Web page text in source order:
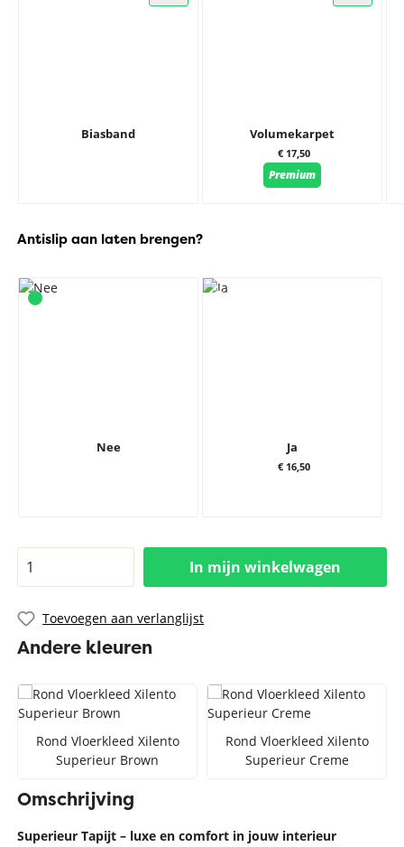
Biasband Volumekarpet
€ 17,50
Premium
Antislip aan laten brengen?
Nee Ja
€ 16,50
In mijn winkelwagen
Toevoegen aan verlanglijst
Andere kleuren
Rond Vloerkleed Xilento
Superieur Brown
Rond Vloerkleed Xilento
Superieur Creme
Omschrijving
Superieur Tapijt – luxe en comfort in jouw interieur